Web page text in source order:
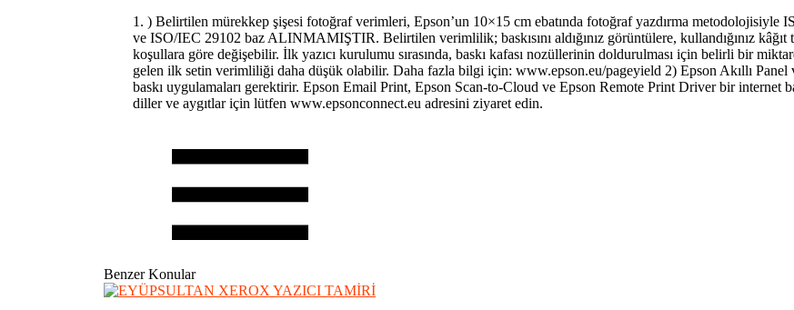
1. ) Belirtilen mürekkep şişesi fotoğraf verimleri, Epson’un 10×15 cm ebatında fotoğraf yazdırma metodolojisiyle
ve ISO/IEC 29102 baz ALINMAMIŞTIR. Belirtilen verimlilik; baskısını aldığınız görüntülere, kullandığınız kâğıt
koşullara göre değişebilir. İlk yazıcı kurulumu sırasında, baskı kafası nozüllerinin doldurulması için belirli bir
gelen ilk setin verimliliği daha düşük olabilir. Daha fazla bilgi için: www.epson.eu/pageyield 2) Epson Akıllı Panel
baskı uygulamaları gerektirir. Epson Email Print, Epson Scan-to-Cloud ve Epson Remote Print Driver bir internet
diller ve aygıtlar için lütfen www.epsonconnect.eu adresini ziyaret edin.
Benzer Konular